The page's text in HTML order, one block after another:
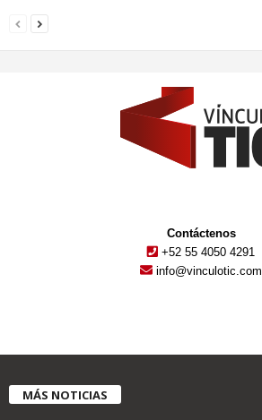
Contáctenos
+52 55 4050 4291
info@vinculotic.com
MÁS NOTICIAS